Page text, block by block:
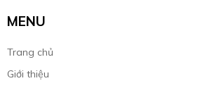
MENU
Trang chủ
Giới thiệu